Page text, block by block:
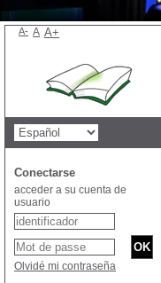
A- A A+
Conectarse
acceder a su cuenta de
usuario
Olvidé mi contraseña